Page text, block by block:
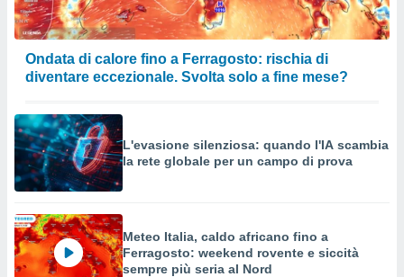
Ondata di calore fino a Ferragosto: rischia di
diventare eccezionale. Svolta solo a fine mese?
L'evasione silenziosa: quando l'IA scambia
la rete globale per un campo di prova
Meteo Italia, caldo africano fino a
Ferragosto: weekend rovente e siccità
sempre più seria al Nord